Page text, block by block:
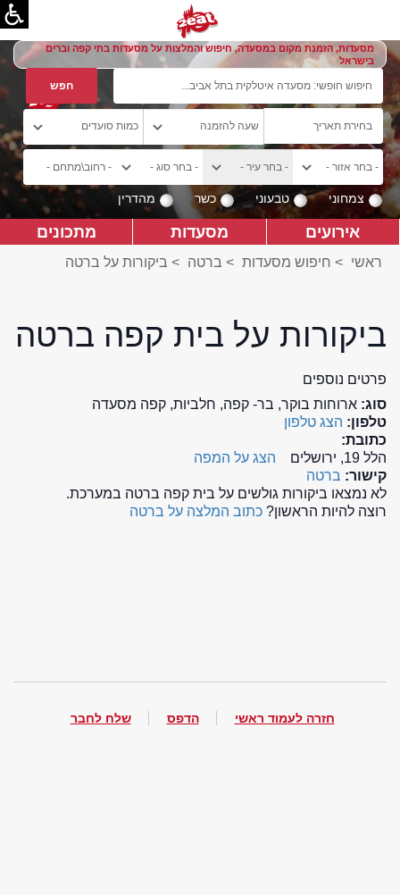
מסעדות, הזמנת מקום במסעדה, חיפוש והמלצות על מסעדות בתי קפה וברים
בישראל
צמחוני טבעוני כשר מהדרין
אירועים מסעדות מתכונים
ראשי > חיפוש מסעדות > ברטה > ביקורות על ברטה
ביקורות על בית קפה ברטה
פרטים נוספים
סוג: ארוחות בוקר, בר- קפה, חלביות, קפה מסעדה
טלפון: הצג טלפון
כתובת:
הלל 19, ירושלים
הצג על המפה
קישור: ברטה
לא נמצאו ביקורות גולשים על בית קפה ברטה במערכת.
רוצה להיות הראשון? כתוב המלצה על ברטה
חזרה לעמוד ראשי הדפס שלח לחבר